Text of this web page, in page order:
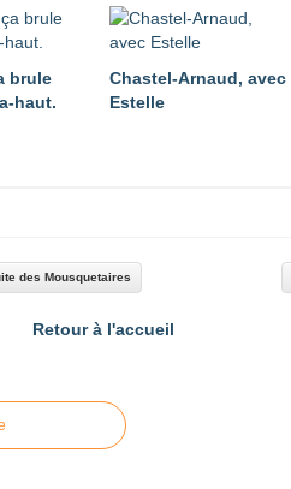
brule
haut.
Chastel-Arnaud, avec
Estelle
des Mousquetaires
Retour à l'accueil